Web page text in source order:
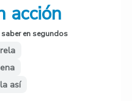
acción
en segundos
así